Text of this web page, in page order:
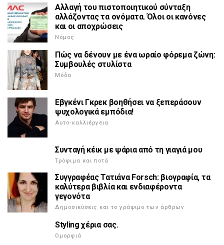
Αλλαγή του πιστοποιητικού σύνταξη
αλλάζοντας τα ονόματα. Όλοι οι κανόνες
και οι αποχρώσεις
Νόμος
Πώς να δένουν με ένα ωραίο φόρεμα ζώνη:
Συμβουλές στυλίστα
Μόδα
Εβγκένι Γκρεκ βοηθήσει να ξεπεράσουν
ψυχολογικά εμπόδια!
Αυτο-καλλιέργεια
Συνταγή κέικ με ψάρια από τη γιαγιά μου
Τρόφιμα και ποτά
Συγγραφέας Τατιάνα Forsch: βιογραφία, τα
καλύτερα βιβλία και ενδιαφέροντα
γεγονότα
Δημοσιεύσεις και το γράψιμο των άρθρων
Styling χέρια σας.
Ομορφιά